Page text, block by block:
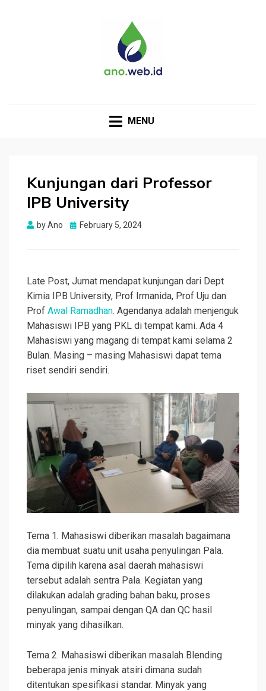
MENU
Kunjungan dari Professor
IPB University
byAno
Posted
February 5, 2024
Late Post, Jumat mendapat kunjungan dari Dept
Kimia IPB University, Prof Irmanida, Prof Uju dan
Prof Awal Ramadhan. Agendanya adalah menjenguk
Mahasiswi IPB yang PKL di tempat kami. Ada 4
Mahasiswi yang magang di tempat kami selama 2
Bulan. Masing – masing Mahasiswi dapat tema
riset sendiri sendiri.
Tema 1. Mahasiswi diberikan masalah bagaimana
dia membuat suatu unit usaha penyulingan Pala.
Tema dipilih karena asal daerah mahasiswi
tersebut adalah sentra Pala. Kegiatan yang
dilakukan adalah grading bahan baku, proses
penyulingan, sampai dengan QA dan QC hasil
minyak yang dihasilkan.
Tema 2. Mahasiswi diberikan masalah Blending
beberapa jenis minyak atsiri dimana sudah
ditentukan spesifikasi standar. Minyak yang